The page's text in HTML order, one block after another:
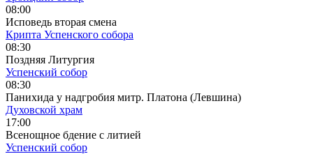
08:00
Исповедь вторая смена
Крипта Успенского собора
08:30
Поздняя Литургия
Успенский собор
08:30
Панихида у надгробия митр. Платона (Левшина)
Духовской храм
17:00
Всенощное бдение с литией
Успенский собор